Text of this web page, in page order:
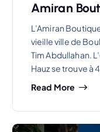
Amiran
L’Amiran
vieille ville de
Tim Abdullahan.
Hauz se trouve à
Read More